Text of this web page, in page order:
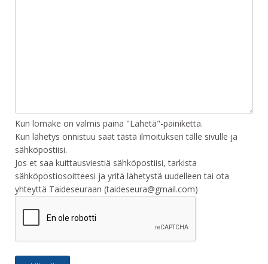
Kun lomake on valmis paina "Lähetä"-painiketta.
Kun lähetys onnistuu saat tästä ilmoituksen tälle sivulle ja
sähköpostiisi.
Jos et saa kuittausviestiä sähköpostiisi, tarkista
sähköpostiosoitteesi ja yritä lähetystä uudelleen tai ota
yhteyttä Taideseuraan (taideseura@gmail.com)